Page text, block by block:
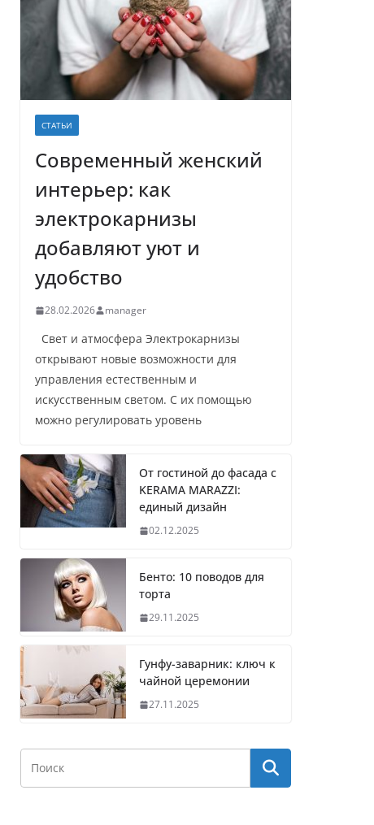
СТАТЬИ
Современный женский
интерьер: как
электрокарнизы
добавляют уют и
удобство
28.02.2026 manager
Свет и атмосфера Электрокарнизы
открывают новые возможности для
управления естественным и
искусственным светом. С их помощью
можно регулировать уровень
От гостиной до фасада с
KERAMA MARAZZI:
единый дизайн
02.12.2025
Бенто: 10 поводов для
торта
29.11.2025
Гунфу-заварник: ключ к
чайной церемонии
27.11.2025